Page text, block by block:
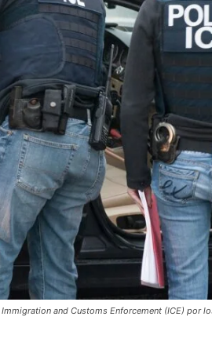
and Customs Enforcement (ICE) por